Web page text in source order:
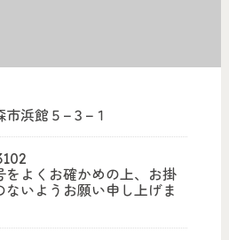
市浜館５−３−１
よくお確かめの上、お掛
ないようお願い申し上げま